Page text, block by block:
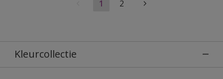
1 2
Kleurcollectie